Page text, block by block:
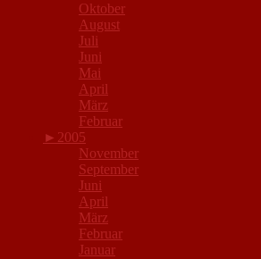
Oktober
August
Juli
Juni
Mai
April
März
Februar
► 2005
November
September
Juni
April
März
Februar
Januar